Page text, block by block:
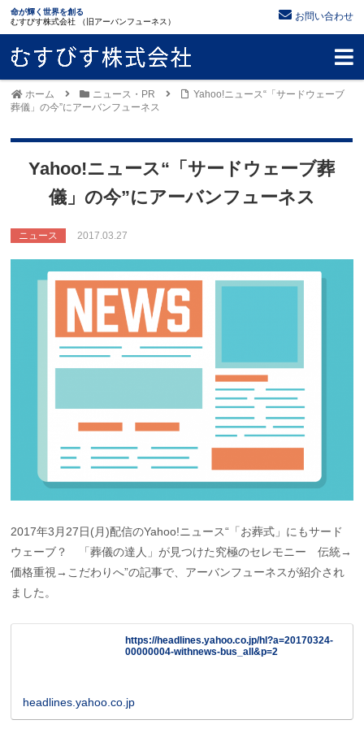
命が輝く世界を創る
むすびす株式会社 （旧アーバンフューネス）
お問い合わせ
ホーム ニュース・PR
Yahoo!ニュース“「サードウェーブ
葬儀」の今”にアーバンフューネス
Yahoo!ニュース“「サードウェーブ葬
儀」の今”にアーバンフューネス
ニュース 2017.03.27
2017年3月27日(月)配信のYahoo!ニュース“「お葬式」にもサード
ウェーブ？ 「葬儀の達人」が見つけた究極のセレモニー 伝統→
価格重視→こだわりへ”の記事で、アーバンフューネスが紹介され
ました。
https://headlines.yahoo.co.jp/hl?a=20170324-
00000004-withnews-bus_all&p=2
headlines.yahoo.co.jp